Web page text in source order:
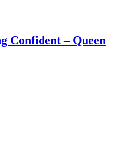
Confident – Queen